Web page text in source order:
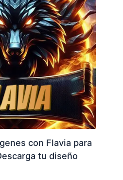
con Flavia para
tu diseño